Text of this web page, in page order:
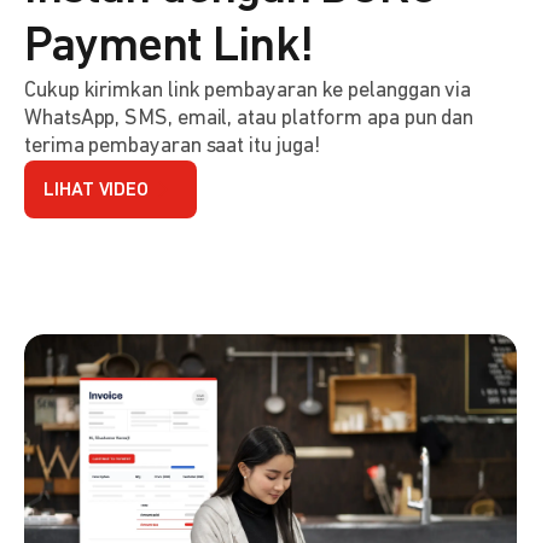
Payment Link!
Cukup kirimkan link pembayaran ke pelanggan via
WhatsApp, SMS, email, atau platform apa pun dan
terima pembayaran saat itu juga!
LIHAT VIDEO